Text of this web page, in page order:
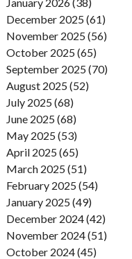
December 2025 (61)
November 2025 (56)
October 2025 (65)
September 2025 (70)
August 2025 (52)
July 2025 (68)
June 2025 (68)
May 2025 (53)
April 2025 (65)
March 2025 (51)
February 2025 (54)
January 2025 (49)
December 2024 (42)
November 2024 (51)
October 2024 (45)